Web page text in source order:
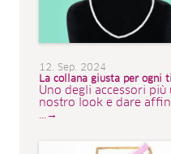
12. Sep. 2024
La collana giusta per ogni
Uno degli accessori
nostro look e dare
...→